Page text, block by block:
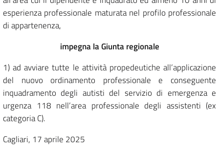
esperienza professionale maturata nel profilo professionale
di appartenenza,
impegna la Giunta regionale
1) ad avviare tutte le attività propedeutiche all’applicazione
del nuovo ordinamento professionale e conseguente
inquadramento degli autisti del servizio di emergenza e
urgenza 118 nell’area professionale degli assistenti (ex
categoria C).
Cagliari, 17 aprile 2025